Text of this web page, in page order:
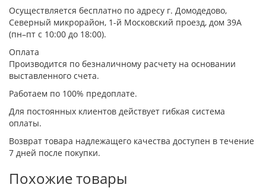
Осуществляется бесплатно по адресу г. Домодедово,
Северный микрорайон, 1-й Московский проезд, дом 39А
(пн–пт с 10:00 до 18:00).
Оплата
Производится по безналичному расчету на основании
выставленного счета.
Работаем по 100% предоплате.
Для постоянных клиентов действует гибкая система
оплаты.
Возврат товара надлежащего качества доступен в течение
7 дней после покупки.
Похожие товары